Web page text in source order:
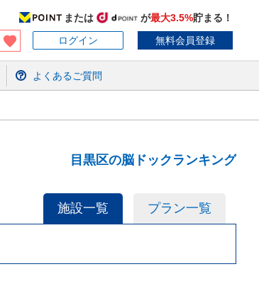
または が最大3.5%貯まる！
ログイン
無料会員登録
よくあるご質問
目黒区の脳ドックランキング
施設一覧 プラン一覧